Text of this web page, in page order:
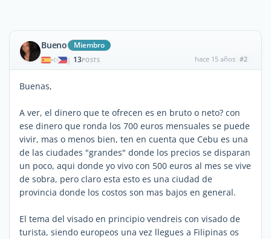
Bueno Miembro
| 13POSTS hace 15 años #2
Buenas,
A ver, el dinero que te ofrecen es en bruto o neto? con
ese dinero que ronda los 700 euros mensuales se puede
vivir, mas o menos bien, ten en cuenta que Cebu es una
de las ciudades "grandes" donde los precios se disparan
un poco, aqui donde yo vivo con 500 euros al mes se vive
de sobra, pero claro esta esto es una ciudad de
provincia donde los costos son mas bajos en general.
El tema del visado en principio vendreis con visado de
turista, siendo europeos una vez llegues a Filipinas os